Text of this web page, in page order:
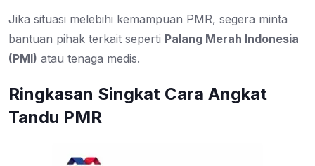
Jika situasi melebihi kemampuan PMR, segera minta
bantuan pihak terkait seperti Palang Merah Indonesia
(PMI) atau tenaga medis.
Ringkasan Singkat Cara Angkat
Tandu PMR